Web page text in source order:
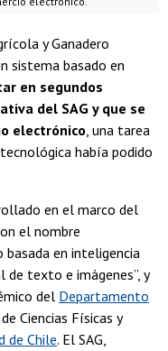
y Ganadero
sistema basado en
en segundos
del SAG y que se
electrónico, una tarea
había podido
en el marco del
el nombre
basada en inteligencia
texto e imágenes”, y
del Departamento
Ciencias Físicas y
de Chile. El SAG,